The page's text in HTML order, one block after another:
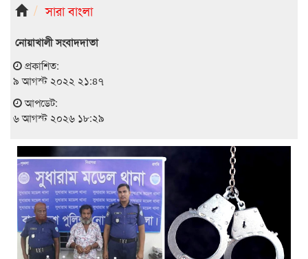
সারা বাংলা
নোয়াখালী সংবাদদাতা
প্রকাশিত:
৯ আগস্ট ২০২২ ২১:৪৭
আপডেট:
৬ আগস্ট ২০২৬ ১৮:২৯